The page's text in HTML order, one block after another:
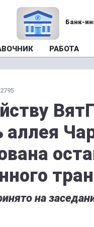
Банк-
РАБОТА
2795
аллея
на